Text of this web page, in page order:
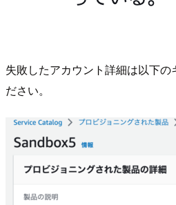
失敗したアカウント詳細は以下の
ださい。